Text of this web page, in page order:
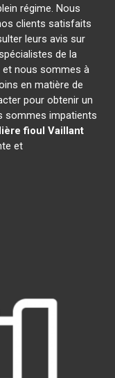
régime. Nous
clients satisfaits
leurs avis sur
de la
et nous sommes à
en matière de
pour obtenir un
sommes impatients
fioul Vaillant
et